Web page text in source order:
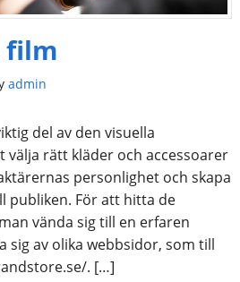
film
admin
del av den visuella
välja rätt kläder och accessoarer
personlighet och skapa
publiken. För att hitta de
vända sig till en erfaren
sig av olika webbsidor, som till
. […]